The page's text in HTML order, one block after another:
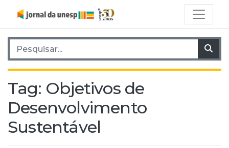
Pesquisar por:
Tag: Objetivos de
Desenvolvimento
Sustentável